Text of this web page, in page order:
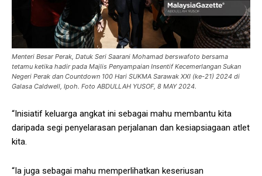
Menteri Besar Perak, Datuk Seri Saarani Mohamad berswafoto bersama
tetamu ketika hadir pada Majlis Penyampaian Insentif Kecemerlangan Sukan
Negeri Perak dan Countdown 100 Hari SUKMA Sarawak XXI (ke-21) 2024 di
Galasa Caldwell, Ipoh. Foto ABDULLAH YUSOF, 8 MAY 2024.
“Inisiatif keluarga angkat ini sebagai mahu membantu kita
daripada segi penyelarasan perjalanan dan kesiapsiagaan atlet
kita.
“Ia juga sebagai mahu memperlihatkan keseriusan